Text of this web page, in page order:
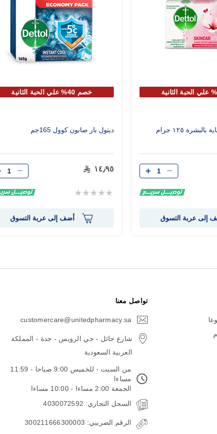
١٢٥ جرام
الكمية
إلى عربة التسوق
خصم 40% علي الحبة الثانية
ديتول بار صابون كوول 165جم
١٤٫٩٥
Rating:
الكمية
أضف إلى عربة التسوق
تواصل معنا
customercare@unitedpharmacy.sa
شارع حائل - حي الرويس - جدة - المملكة
العربية السعودية
من السبت - للخميس 9:00 صباحا - 11:59
مساءا
الجمعة 2:00 مساءا - 10:00 مساءا
السجل التجاري: 4030072592
الرقم الضريبي: 300211666300003